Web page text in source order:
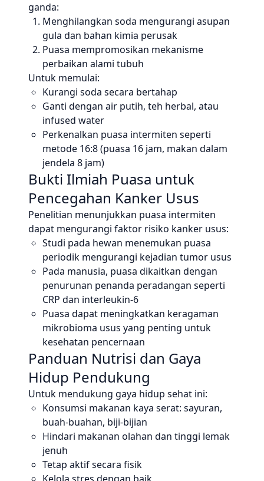
ganda:
Menghilangkan soda mengurangi asupan
gula dan bahan kimia perusak
Puasa mempromosikan mekanisme
perbaikan alami tubuh
Untuk memulai:
Kurangi soda secara bertahap
Ganti dengan air putih, teh herbal, atau
infused water
Perkenalkan puasa intermiten seperti
metode 16:8 (puasa 16 jam, makan dalam
jendela 8 jam)
Bukti Ilmiah Puasa untuk
Pencegahan Kanker Usus
Penelitian menunjukkan puasa intermiten
dapat mengurangi faktor risiko kanker usus:
Studi pada hewan menemukan puasa
periodik mengurangi kejadian tumor usus
Pada manusia, puasa dikaitkan dengan
penurunan penanda peradangan seperti
CRP dan interleukin-6
Puasa dapat meningkatkan keragaman
mikrobioma usus yang penting untuk
kesehatan pencernaan
Panduan Nutrisi dan Gaya
Hidup Pendukung
Untuk mendukung gaya hidup sehat ini:
Konsumsi makanan kaya serat: sayuran,
buah-buahan, biji-bijian
Hindari makanan olahan dan tinggi lemak
jenuh
Tetap aktif secara fisik